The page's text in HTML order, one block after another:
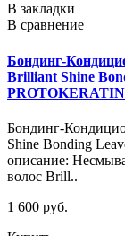
В закладки
В сравнение
Бондинг-
Brilliant Shine
PROTOKERATIN
Бондинг-
Shine Bonding
описание:
волос Brill..
1 600 руб.